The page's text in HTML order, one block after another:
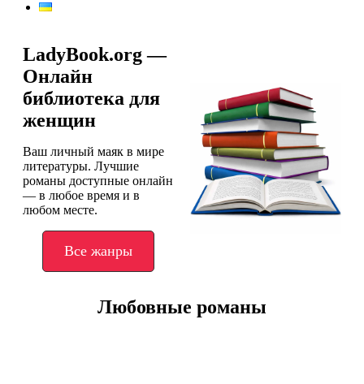
LadyBook.org —
Онлайн
библиотека для
женщин
Ваш личный маяк в мире
литературы. Лучшие
романы доступные онлайн
— в любое время и в
любом месте.
Все жанры
Любовные романы